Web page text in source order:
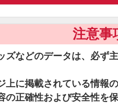
注意事
ズなどのデータは、必ず
上に掲載されている情報
の正確性および安全性を